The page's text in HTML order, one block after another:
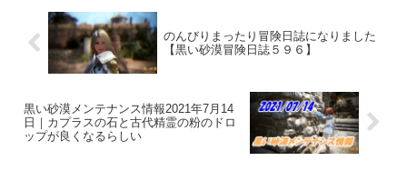
のんびりまったり冒険日誌になりました
【黒い砂漠冒険日誌５９６】
黒い砂漠メンテナンス情報2021年7月14
日｜カプラスの石と古代精霊の粉のドロ
ップが良くなるらしい